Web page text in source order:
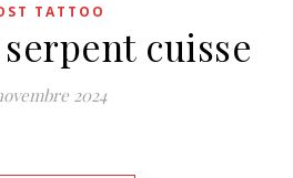
TATTOO
cuisse
2024